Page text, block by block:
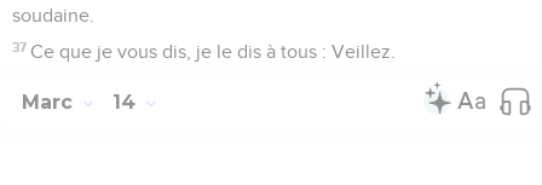
soudaine.
37 Ce que je vous dis, je le dis à tous : Veillez.
Marc 14